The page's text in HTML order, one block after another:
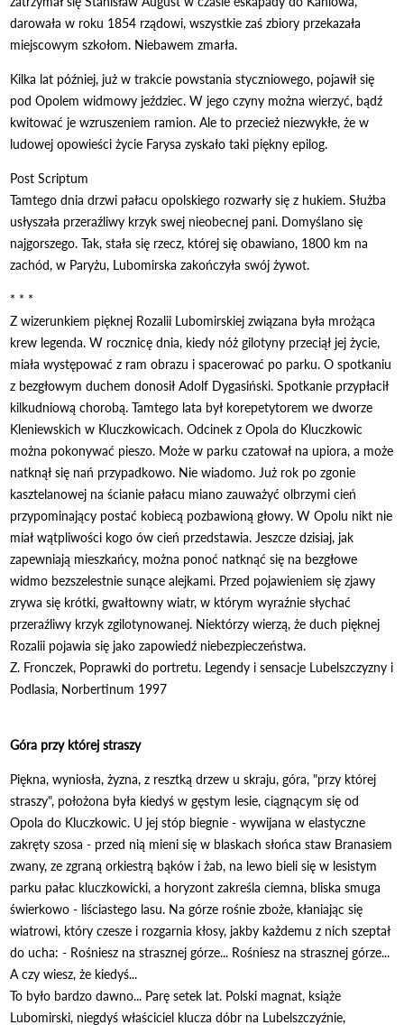
darowała w roku 1854 rządowi, wszystkie zaś zbiory przekazała
miejscowym szkołom. Niebawem zmarła.
Kilka lat później, już w trakcie powstania styczniowego, pojawił się
pod Opolem widmowy jeździec. W jego czyny można wierzyć, bądź
kwitować je wzruszeniem ramion. Ale to przecież niezwykłe, że w
ludowej opowieści życie Farysa zyskało taki piękny epilog.
Post Scriptum
Tamtego dnia drzwi pałacu opolskiego rozwarły się z hukiem. Służba
usłyszała przeraźliwy krzyk swej nieobecnej pani. Domyślano się
najgorszego. Tak, stała się rzecz, której się obawiano, 1800 km na
zachód, w Paryżu, Lubomirska zakończyła swój żywot.
* * *
Z wizerunkiem pięknej Rozalii Lubomirskiej związana była mrożąca
krew legenda. W rocznicę dnia, kiedy nóż gilotyny przeciął jej życie,
miała występować z ram obrazu i spacerować po parku. O spotkaniu
z bezgłowym duchem donosił Adolf Dygasiński. Spotkanie przypłacił
kilkudniową chorobą. Tamtego lata był korepetytorem we dworze
Kleniewskich w Kluczkowicach. Odcinek z Opola do Kluczkowic
można pokonywać pieszo. Może w parku czatował na upiora, a może
natknął się nań przypadkowo. Nie wiadomo. Już rok po zgonie
kasztelanowej na ścianie pałacu miano zauważyć olbrzymi cień
przypominający postać kobiecą pozbawioną głowy. W Opolu nikt nie
miał wątpliwości kogo ów cień przedstawia. Jeszcze dzisiaj, jak
zapewniają mieszkańcy, można ponoć natknąć się na bezgłowe
widmo bezszelestnie sunące alejkami. Przed pojawieniem się zjawy
zrywa się krótki, gwałtowny wiatr, w którym wyraźnie słychać
przeraźliwy krzyk zgilotynowanej. Niektórzy wierzą, że duch pięknej
Rozalii pojawia się jako zapowiedź niebezpieczeństwa.
Z. Fronczek, Poprawki do portretu. Legendy i sensacje Lubelszczyzny i
Podlasia, Norbertinum 1997
Góra przy której straszy
Piękna, wyniosła, żyzna, z resztką drzew u skraju, góra, "przy której
straszy", położona była kiedyś w gęstym lesie, ciągnącym się od
Opola do Kluczkowic. U jej stóp biegnie - wywijana w elastyczne
zakręty szosa - przed nią mieni się w blaskach słońca staw Branasiem
zwany, ze zgraną orkiestrą bąków i żab, na lewo bieli się w lesistym
parku pałac kluczkowicki, a horyzont zakreśla ciemna, bliska smuga
świerkowo - liściastego lasu. Na górze rośnie zboże, kłaniając się
wiatrowi, który czesze i rozgarnia kłosy, jakby każdemu z nich szeptał
do ucha: - Rośniesz na strasznej górze... Rośniesz na strasznej górze...
A czy wiesz, że kiedyś...
To było bardzo dawno... Parę setek lat. Polski magnat, książe
Lubomirski, niegdyś właściciel klucza dóbr na Lubelszczyźnie,